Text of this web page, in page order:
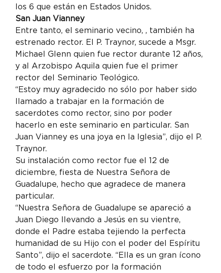
los 6 que están en Estados Unidos.
San Juan Vianney
Entre tanto, el seminario vecino, , también ha
estrenado rector. El P. Traynor, sucede a Msgr.
Michael Glenn quien fue rector durante 12 años,
y al Arzobispo Aquila quien fue el primer
rector del Seminario Teológico.
“Estoy muy agradecido no sólo por haber sido
llamado a trabajar en la formación de
sacerdotes como rector, sino por poder
hacerlo en este seminario en particular. San
Juan Vianney es una joya en la Iglesia”, dijo el P.
Traynor.
Su instalación como rector fue el 12 de
diciembre, fiesta de Nuestra Señora de
Guadalupe, hecho que agradece de manera
particular.
“Nuestra Señora de Guadalupe se apareció a
Juan Diego llevando a Jesús en su vientre,
donde el Padre estaba tejiendo la perfecta
humanidad de su Hijo con el poder del Espíritu
Santo”, dijo el sacerdote. “Ella es un gran ícono
de todo el esfuerzo por la formación